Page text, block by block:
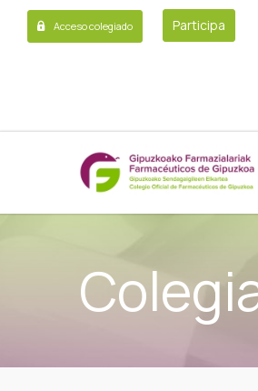
Acceso colegiado Participa